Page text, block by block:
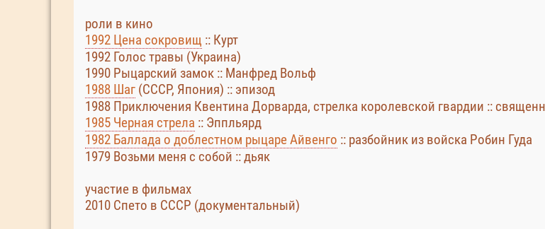
роли в кино
1992 Цена сокровищ :: Курт
1992 Голос травы (Украина)
1990 Рыцарский замок :: Манфред Вольф
1988 Шаг (СССР, Япония) :: эпизод
1988 Приключения Квентина Дорварда, стрелка королевской гвардии ::
1985 Черная стрела :: Эппльярд
1982 Баллада о доблестном рыцаре Айвенго :: разбойник из войска Робин Гуда
1979 Возьми меня с собой :: дьяк
участие в фильмах
2010 Спето в СССР (документальный)